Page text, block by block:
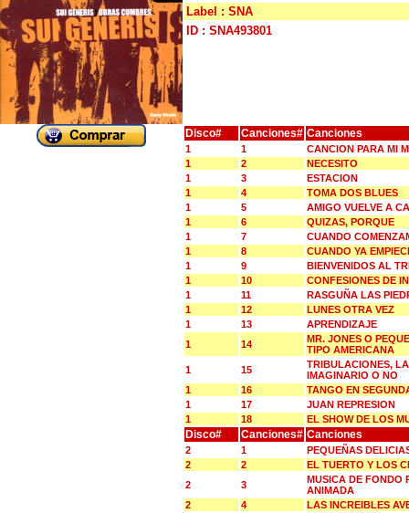
Label : SNA
ID : SNA493801
Disco# Canciones# Canciones
1 1
CANCION PARA MI
1
2
NECESITO
1
3
ESTACION
1
4
TOMA DOS BLUES
1
5
AMIGO VUELVE A
1
6
QUIZAS, PORQUE
1
7
CUANDO
1
8
CUANDO YA
1
9
BIENVENIDOS AL
1
10
CONFESIONES DE
1
11
RASGUÑA LAS
1
12
LUNES OTRA VEZ
1
13
APRENDIZAJE
1
14
MR. JONES O
TIPO AMERICANA
1
15
TRIBULACIONES,
IMAGINARIO O NO
1
16
TANGO EN
1
17
JUAN REPRESION
1
18 EL SHOW DE LOS
Disco# Canciones# Canciones
2 1
PEQUEÑAS
2
2
EL TUERTO Y LOS
2
3
MUSICA DE FONDO
ANIMADA
2
4
LAS INCREIBLES